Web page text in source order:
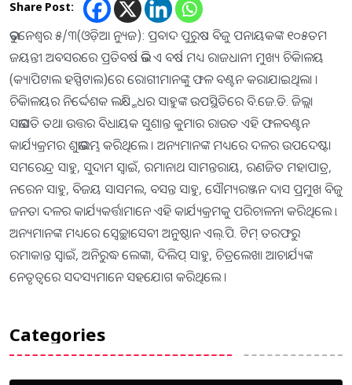
Share Post:
ଭୁବନେଶ୍ୱର ୫/୩(ଓଡ଼ିଆ ନ୍ୟୁଜ): ପ୍ରବାଦ ପୁରୁଷ ବିଜୁ ପନାୟକଙ୍କ ୧୦୫ତମ
ଜୟନ୍ତୀ ଅବସରରେ ପ୍ରତିବର୍ଷ ଭଳି ଏ ବର୍ଷ ମଧ୍ୟ ରାଜଧାନୀ ମୁଖ୍ୟ ଚିକିାଳୟ
(କ୍ୟାପିଟାଲ ହସ୍ପିଟାଲ)ରେ ରୋଗୀମାନଙ୍କୁ ଫଳ ବଣ୍ଟନ କରାଯାଇଥିଲା ।
ଚିକିାଳୟର ନିର୍ଦ୍ଦେଶକ ଲକ୍ଷ୍ମିଧର ସାହୁଙ୍କ ଉପସ୍ଥିତିରେ ବି.ଜେ.ଡି. ଜିଲ୍ଲା
ସଭାପତି ତଥା ଉତ୍ତର ବିଧାୟକ ସୁଶାନ୍ତ କୁମାର ରାଉତ ଏହି ଫଳବଣ୍ଟନ
କାର୍ଯ୍ୟକ୍ରମର ଶୁଭାରମ୍ଭ କରିଥିଲେ । ଅନ୍ୟମାନଙ୍କ ମଧ୍ୟରେ ଦଳର ଉପଦେଷ୍ଟା
ସମରେନ୍ଦ୍ର ସାହୁ, ସୁଦାମ ସ୍ୱାଇଁ, ରମାନାଥ ସାମନ୍ତରାୟ, ରଣଜିତ ମହାପାତ୍ର,
ନରେନ ସାହୁ, ବିଜୟ ସାସମଲ, ବସନ୍ତ ସାହୁ, ସୌମ୍ୟରଞ୍ଜନ ଦାସ ପ୍ରମୁଖ ବିଜୁ
ଜନତା ଦଳର କାର୍ଯ୍ୟକର୍ତ୍ତାମାନେ ଏହି କାର୍ଯ୍ୟକ୍ରମକୁ ପରିଚାଳନା କରିଥିଲେ ା
ଅନ୍ୟମାନଙ୍କ ମଧ୍ୟରେ ସ୍ୱେଚ୍ଛାସେବୀ ଅନୁଷ୍ଠାନ ଏଲ୍‌.ପି. ଟିମ୍ ତରଫରୁ
ରମାକାନ୍ତ ସ୍ୱାଇଁ, ଅନିରୁଦ୍ଧ ଲେଙ୍କା, ଦିଲିପ୍ ସାହୁ, ଚିତ୍ରଲେଖା ଆଚାର୍ଯ୍ୟଙ୍କ
ନେତୃତ୍ୱରେ ସଦସ୍ୟମାନେ ସହଯୋଗ କରିଥିଲେ ।
Categories